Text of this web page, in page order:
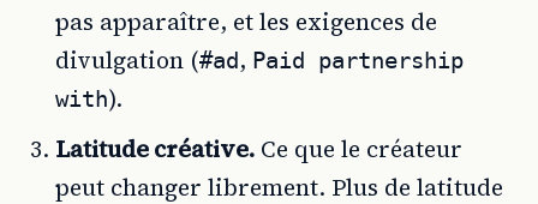
pas apparaître, et les exigences de
divulgation (#ad, Paid partnership
with).
Latitude créative. Ce que le créateur
peut changer librement. Plus de latitude